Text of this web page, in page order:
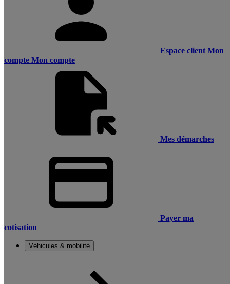
Espace client Mon
compte Mon compte
Mes démarches
Payer ma
cotisation
Véhicules & mobilité